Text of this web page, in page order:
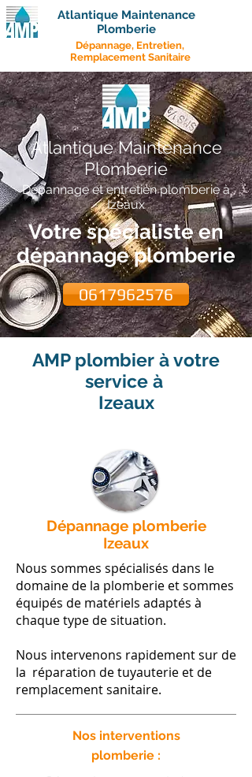
Atlantique Maintenance
Plomberie
Dépannage, Entretien,
Remplacement Sanitaire
Atlantique Maintenance
Plomberie
Dépannage et entretien plomberie à
Izeaux
Votre spécialiste en
dépannage plomberie
0617962576
AMP plombier à votre
service à
Izeaux
Dépannage plomberie
Izeaux
Nous sommes spécialisés dans le
domaine de la plomberie et sommes
équipés de matériels adaptés à
chaque type de situation.
Nous intervenons rapidement sur de
la réparation de tuyauterie et de
remplacement sanitaire.
Nos interventions
plomberie :